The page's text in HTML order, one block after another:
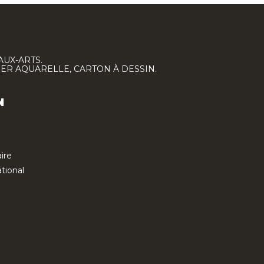
ARTS.
AQUARELLE, CARTON À DESSIN.